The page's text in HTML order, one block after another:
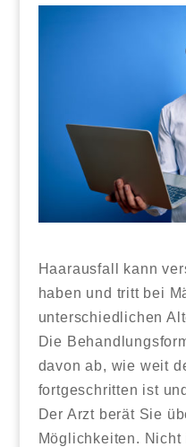
Haarausfall kann
haben und tritt bei
unterschiedlichen
Die
davon ab, wie weit
fortgeschritten ist
Der Arzt berät Sie
Möglichkeiten. Nicht